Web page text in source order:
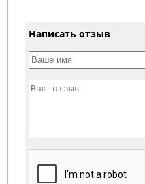
Написать отзыв